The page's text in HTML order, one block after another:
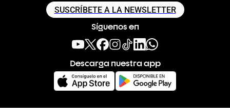
SUSCRÍBETE A LA NEWSLETTER
Síguenos en
Descarga nuestra app